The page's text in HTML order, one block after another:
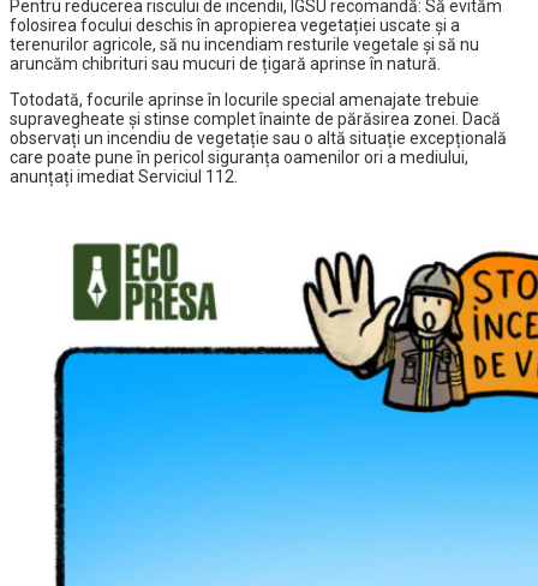
Pentru reducerea riscului de incendii, IGSU recomandă: Să evităm
folosirea focului deschis în apropierea vegetației uscate și a
terenurilor agricole, să nu incendiam resturile vegetale și să nu
aruncăm chibrituri sau mucuri de țigară aprinse în natură.
Totodată, focurile aprinse în locurile special amenajate trebuie
supravegheate și stinse complet înainte de părăsirea zonei. Dacă
observați un incendiu de vegetație sau o altă situație excepțională
care poate pune în pericol siguranța oamenilor ori a mediului,
anunțați imediat Serviciul 112.